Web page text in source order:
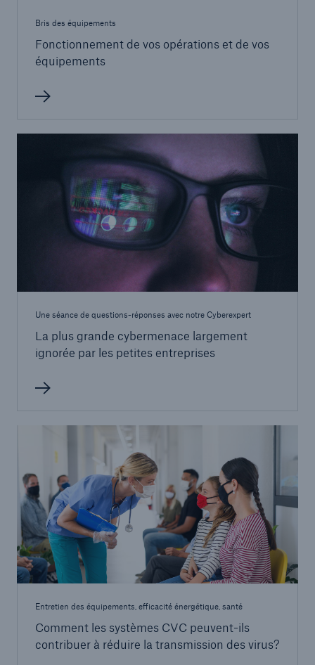
Bris des équipements
Fonctionnement de vos opérations et de vos
équipements
Une séance de questions-réponses avec notre Cyberexpert
La plus grande cybermenace largement
ignorée par les petites entreprises
Entretien des équipements, efficacité énergétique, santé
Comment les systèmes CVC peuvent-ils
contribuer à réduire la transmission des virus?